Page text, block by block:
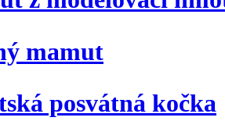
mamut
posvátná kočka